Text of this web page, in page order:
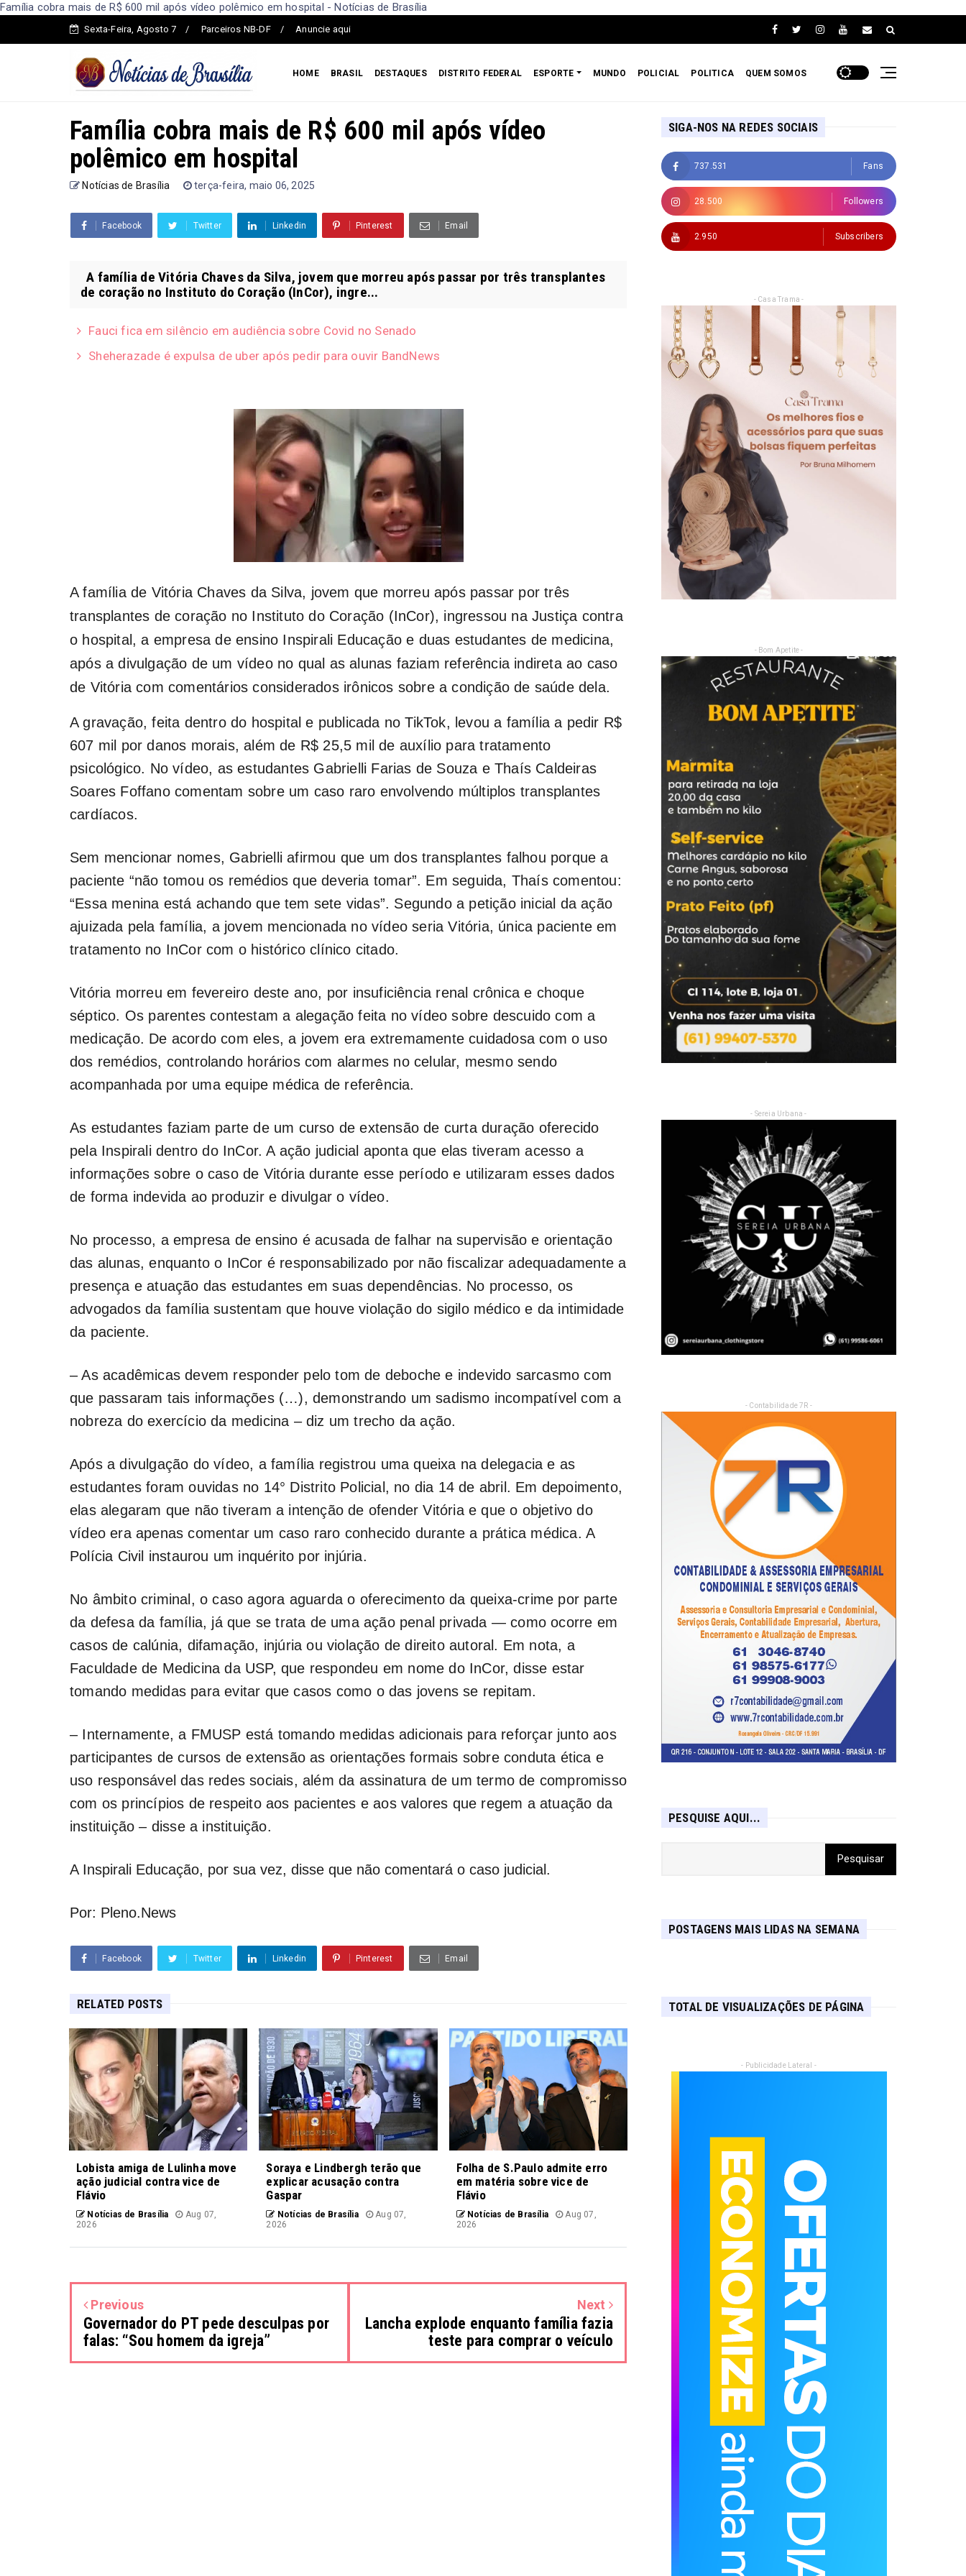
Família cobra mais de R$ 600 mil após vídeo polêmico em hospital - Notícias de Brasília
Sexta-Feira, Agosto 7 Parceiros NB-DF Anuncie aqui
HOME BRASIL DESTAQUES DISTRITO FEDERAL ESPORTE MUNDO POLICIAL POLITICA QUEM SOMOS
Família cobra mais de R$ 600 mil após vídeo
polêmico em hospital
Notícias de Brasília terça-feira, maio 06, 2025
Facebook Twitter Linkedin Pinterest Email
A família de Vitória Chaves da Silva, jovem que morreu após passar por três transplantes
de coração no Instituto do Coração (InCor), ingre...
Fauci fica em silêncio em audiência sobre Covid no Senado
Sheherazade é expulsa de uber após pedir para ouvir BandNews
A família de Vitória Chaves da Silva, jovem que morreu após passar por três
transplantes de coração no Instituto do Coração (InCor), ingressou na Justiça contra
o hospital, a empresa de ensino Inspirali Educação e duas estudantes de medicina,
após a divulgação de um vídeo no qual as alunas faziam referência indireta ao caso
de Vitória com comentários considerados irônicos sobre a condição de saúde dela.
A gravação, feita dentro do hospital e publicada no TikTok, levou a família a pedir R$
607 mil por danos morais, além de R$ 25,5 mil de auxílio para tratamento
psicológico. No vídeo, as estudantes Gabrielli Farias de Souza e Thaís Caldeiras
Soares Foffano comentam sobre um caso raro envolvendo múltiplos transplantes
cardíacos.
Sem mencionar nomes, Gabrielli afirmou que um dos transplantes falhou porque a
paciente “não tomou os remédios que deveria tomar”. Em seguida, Thaís comentou:
“Essa menina está achando que tem sete vidas”. Segundo a petição inicial da ação
ajuizada pela família, a jovem mencionada no vídeo seria Vitória, única paciente em
tratamento no InCor com o histórico clínico citado.
Vitória morreu em fevereiro deste ano, por insuficiência renal crônica e choque
séptico. Os parentes contestam a alegação feita no vídeo sobre descuido com a
medicação. De acordo com eles, a jovem era extremamente cuidadosa com o uso
dos remédios, controlando horários com alarmes no celular, mesmo sendo
acompanhada por uma equipe médica de referência.
As estudantes faziam parte de um curso de extensão de curta duração oferecido
pela Inspirali dentro do InCor. A ação judicial aponta que elas tiveram acesso a
informações sobre o caso de Vitória durante esse período e utilizaram esses dados
de forma indevida ao produzir e divulgar o vídeo.
No processo, a empresa de ensino é acusada de falhar na supervisão e orientação
das alunas, enquanto o InCor é responsabilizado por não fiscalizar adequadamente a
presença e atuação das estudantes em suas dependências. No processo, os
advogados da família sustentam que houve violação do sigilo médico e da intimidade
da paciente.
– As acadêmicas devem responder pelo tom de deboche e indevido sarcasmo com
que passaram tais informações (…), demonstrando um sadismo incompatível com a
nobreza do exercício da medicina – diz um trecho da ação.
Após a divulgação do vídeo, a família registrou uma queixa na delegacia e as
estudantes foram ouvidas no 14° Distrito Policial, no dia 14 de abril. Em depoimento,
elas alegaram que não tiveram a intenção de ofender Vitória e que o objetivo do
vídeo era apenas comentar um caso raro conhecido durante a prática médica. A
Polícia Civil instaurou um inquérito por injúria.
No âmbito criminal, o caso agora aguarda o oferecimento da queixa-crime por parte
da defesa da família, já que se trata de uma ação penal privada — como ocorre em
casos de calúnia, difamação, injúria ou violação de direito autoral. Em nota, a
Faculdade de Medicina da USP, que respondeu em nome do InCor, disse estar
tomando medidas para evitar que casos como o das jovens se repitam.
– Internamente, a FMUSP está tomando medidas adicionais para reforçar junto aos
participantes de cursos de extensão as orientações formais sobre conduta ética e
uso responsável das redes sociais, além da assinatura de um termo de compromisso
com os princípios de respeito aos pacientes e aos valores que regem a atuação da
instituição – disse a instituição.
A Inspirali Educação, por sua vez, disse que não comentará o caso judicial.
Por: Pleno.News
Facebook Twitter Linkedin Pinterest Email
RELATED POSTS
Lobista amiga de Lulinha move
ação judicial contra vice de
Flávio
Notícias de Brasília
Aug 07,
2026
Soraya e Lindbergh terão que
explicar acusação contra
Gaspar
Notícias de Brasília
Aug 07,
2026
Folha de S.Paulo admite erro
em matéria sobre vice de
Flávio
Notícias de Brasília
Aug 07,
2026
Previous
Governador do PT pede desculpas por
falas: “Sou homem da igreja”
Next
Lancha explode enquanto família fazia
teste para comprar o veículo
SIGA-NOS NA REDES SOCIAIS
737.531 Fans
28.500 Followers
2.950 Subscribers
- Casa Trama -
- Bom Apetite -
- Sereia Urbana -
- Contabilidade 7R -
PESQUISE AQUI...
POSTAGENS MAIS LIDAS NA SEMANA
TOTAL DE VISUALIZAÇÕES DE PÁGINA
- Publicidade Lateral -